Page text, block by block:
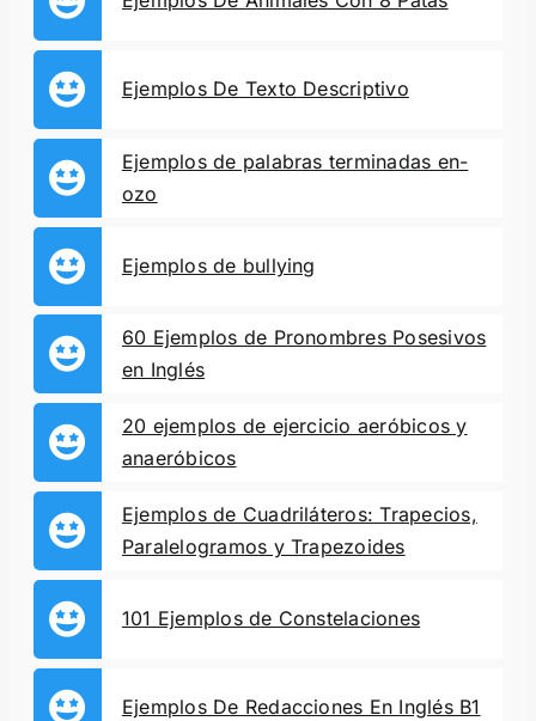
Ejemplos De Texto Descriptivo
Ejemplos de palabras terminadas en-
ozo
Ejemplos de bullying
60 Ejemplos de Pronombres Posesivos
en Inglés
20 ejemplos de ejercicio aeróbicos y
anaeróbicos
Ejemplos de Cuadriláteros: Trapecios,
Paralelogramos y Trapezoides
101 Ejemplos de Constelaciones
Ejemplos De Redacciones En Inglés B1